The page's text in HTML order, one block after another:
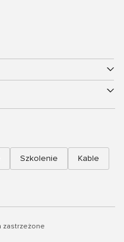
Szkolenie Kable
zastrzeżone